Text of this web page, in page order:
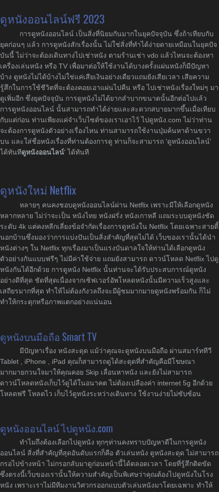
ดูหนังออนไลน์ฟรี 2023
การดูหนังออนไลน์ เป็นสิ่งที่นิยมกันมากในยุคปัจจุบัน ซึ่งถ้าเทียบกับ
ยุคก่อนๆ แล้ว การดูหนังสักเรื่องนั้น ไม่ใช่สิ่งที่ทำได้ง่ายดายเหมือนในยุคปัจ
บันนี้ ไม่ว่าจะต้องเดินทางไปเช่าหนัง ตามร้านเช่า vdo แล้วไหนจะต้องหา
เครื่องเล่นหนัง หรือ TV เพื่อมาต่อให้ใช้งานได้บางครั้งแผ่นหนังก็มีปัญหา
บ้าง ดูหนังไม่ได้บ้างไม่ใช่แค่เสียเงินอย่างเดียวแถมยังเสียเวลา เสียความ
รู้สึกในการใช้ชีวิตที่จะต้องคอยเอาแผ่นไปคืน หรือ ไปเช่าหนังเรื่องใหม่ๆ มา
ดูเพิ่มอีก ซึ่งยุคปัจจุบัน การดูหนังไม่ได้ยากลำบากขนาดนั้นอีกต่อไปแล้ว
การดูหนังออนไลน์ นั้นสามารถทำได้ง่ายและสะดวกสบายมากขึ้นเมื่อเทียบ
กับแต่ก่อน ท่านเพียงแค่จำเว็บไซต์ของเราเอาไว้ ไปดูหนัง.com ไม่ว่าท่าน
จะต้องการดูหนังตัวอย่างเรื่องไหน ท่านสามารถใช้งานปุ่มค้นหาด้านขวา
บน และใส่ชื่อหนังเรื่องที่ท่านต้องการดู ท่านก็จะสามารถ 'ดูหนังออนไลน์'
ได้ทันทีดูหนังออนไลน์' ได้ทันที
ดูหนังใหม่ Netflix
หลายๆ คนคงชอบดูหนังออนไลน์ผ่าน Netflix เพราะมีให้เลือกดูหนัง
หลากหลาย ไม่ว่าจะเป็น หนังไทย หนังฝรั่ง หนังเกาหลี แถมระบบดูหนังชัด
ระดับ 4k แต่คงหลีกเลี่ยงข้อจำกัดเรื่องการดูหนังใน Netflix โดยเฉพาะสายตี้
นอกบ้านซึ่งมองว่าการแบ่งปันเป็นสิ่งสำคัญที่สุดไม่ได้ เว็บของเรานั้นได้นำ
หนังต่างๆ ใน Netflix ทุกเรื่องมาเป็นแรงบันดาลใจให้ท่านได้เลือกดูหนัง
ตัวอย่างกันแบบฟรีๆ ไม่มีค่าใช้จ่าย แถมยังสามารถ ดาวน์โหลด Netflix ไปดู
หนังกันได้อีกด้วย การดูหนัง Netflix นั้นท่านจะได้รับประสบการณ์ดูหนัง
อย่างดีที่สุด ชัดที่สุดเนื่องจากเซิฟเวอร์อัพโหลดหนังนั้นมีความเร็วสูงและ
เสถียรมากที่สุด ทำให้ไม่ต้องกังวลถึงจะมีผู้ชมมากมายดูหนังพร้อมกัน ก็ไม่
ทำให้กระตุกหรือภาพแตกอย่างแน่นอน
ดูหนังบนมือถือ Smart TV
มีปัญหาเรื่อง หนังสะดุด แม้ว่าคุณจะดูหนังบนมือถือ ผ่านสมาร์ททีวี
Tablet , iPhone , iPad คุณก็สามารถดูได้สะดุดที่สำคัญคือมีโฆษณา
มากมายกวนใจมาให้คุณคอย Skip เลื่อนหาหนัง และยังไม่สามารถ
ดาวน์โหลดหนังเก็บไว้ดูได้ในอนาคต ไม่ต้องเปลืองค่า internet 5g อีกด้วย
โหลดฟรี โหลดไว เก็บไว้ดูหนังระหว่างเดินทาง ใช้งานง่ายไม่ซับซ้อน
ดูหนังออนไลน์ ไปดูหนัง.com
ทำไมถึงต้องเลือกไปดูหนัง ทุกๆท่านคงทราบปัญหาดีในการดูหนัง
ออนไลน์ สิ่งที่สำคัญที่สุดอันดับแรกก็คือ ตัวเล่นหนัง ดูหนังสะดุด ไม่สามารถ
กรอไปข้างหน้า ไม่กรอกลับมาดูก่อนหน้านี้ได้ตลอดเวลา โดยที่รู้สึกติดขัด
ซึ่งตรงนี้เว็บของเรานั้นให้ความสำคัญเป็นพิเศษว่าคุณต้องไปดูหนังในโรง
หนัง เพราะเราไม่มีทีมงานวิศวกรออกแบบตัวเล่นหนังมาโดยเฉพาะ ทำให้